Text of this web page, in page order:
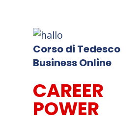
Corso di Tedesco
Business Online
CAREER
POWER